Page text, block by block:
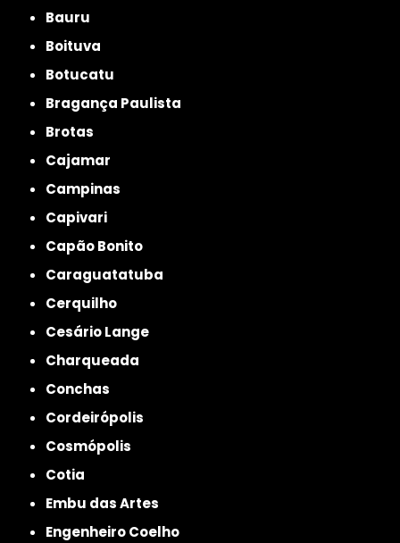
Bauru
Boituva
Botucatu
Bragança Paulista
Brotas
Cajamar
Campinas
Capivari
Capão Bonito
Caraguatatuba
Cerquilho
Cesário Lange
Charqueada
Conchas
Cordeirópolis
Cosmópolis
Cotia
Embu das Artes
Engenheiro Coelho